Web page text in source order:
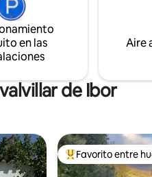
en las
Aire
de Ibor
Favorito entre
Favorito entre